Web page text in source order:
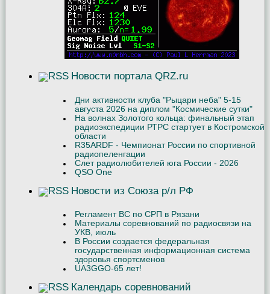
Новости портала QRZ.ru
Дни активности клуба "Рыцари неба" 5-15
августа 2026 на диплом "Космические сутки"
На волнах Золотого кольца: финальный этап
радиоэкспедиции РТРС стартует в Костромской
области
R35ARDF - Чемпионат России по спортивной
радиопеленгации
Слет радиолюбителей юга России - 2026
QSO One
Новости из Союза р/л РФ
Регламент ВС по СРП в Рязани
Материалы соревнований по радиосвязи на
УКВ, июль
В России создается федеральная
государственная информационная система
здоровья спортсменов
UA3GGO-65 лет!
Календарь соревнований